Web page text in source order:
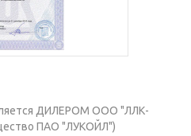
ДИЛЕРОМ ООО "ЛЛК-
ПАО "ЛУКОЙЛ")